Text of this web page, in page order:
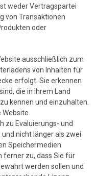
weder Vertragspartei
von Transaktionen
oder
ausschließlich zum
von Inhalten für
erfolgt. Sie erkennen
die in Ihrem Land
kennen und einzuhalten.
Website
zu Evaluierungs- und
nicht länger als zwei
Speichermedien
ferner zu, dass Sie für
werden sollen und